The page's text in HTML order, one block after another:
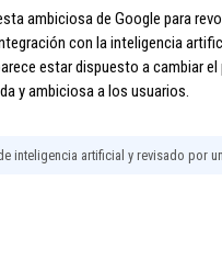
ambiciosa de Google para
con la inteligencia
estar dispuesto a cambiar
y ambiciosa a los usuarios.
inteligencia artificial y revisado por